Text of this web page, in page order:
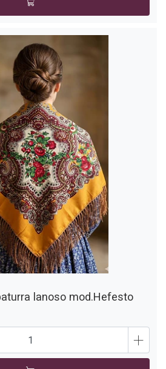
lanoso mod.Hefesto
+